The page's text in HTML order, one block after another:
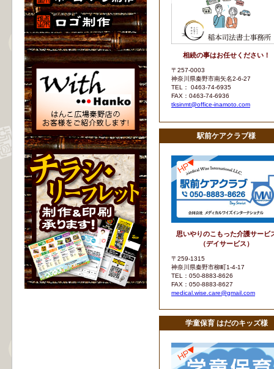
相続の事はお任せください！
〒257-0003
神奈川県秦野市南矢名2-6-27
TEL： 0463-74-6935
FAX：0463-74-6936
tksinmt@office-inamoto.com
駅前ケアクラブ様
思いやりのこもった介護サービ
（デイサービス）
〒259-1315
神奈川県秦野市柳町1-4-17
TEL：050-8883-8626
FAX：050-8883-8627
medical.wise.care@gmail.com
学童保育 はだのキッズ様